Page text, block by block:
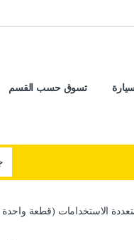
تسوق حسب القسم
الاستخدامات (قطعة واحدة ، كود